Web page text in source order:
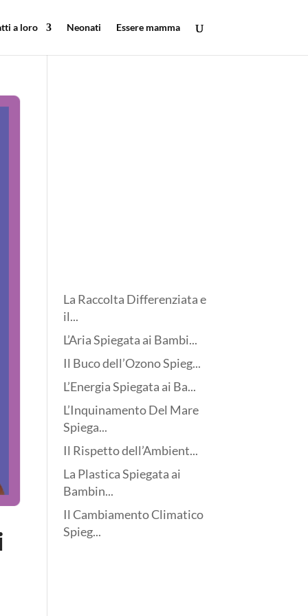
a loro Neonati Essere mamma
La Raccolta Differenziata e
il...
L’Aria Spiegata ai Bambi...
Il Buco dell’Ozono Spieg...
L’Energia Spiegata ai Ba...
L’Inquinamento Del Mare
Spiega...
Il Rispetto dell’Ambient...
La Plastica Spiegata ai
Bambin...
Il Cambiamento Climatico
Spieg...